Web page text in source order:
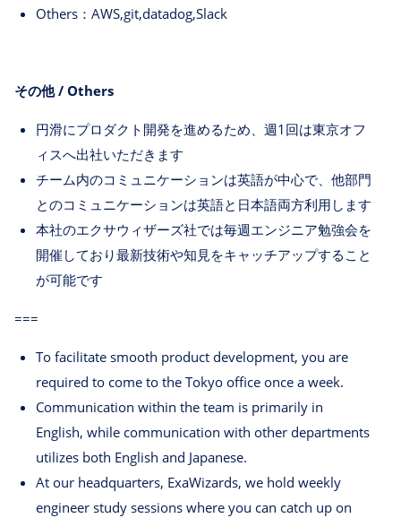
Others：AWS,git,datadog,Slack
その他 / Others
円滑にプロダクト開発を進めるため、週1回は東京オフ
ィスへ出社いただきます
チーム内のコミュニケーションは英語が中心で、他部門
とのコミュニケーションは英語と日本語両方利用します
本社のエクサウィザーズ社では毎週エンジニア勉強会を
開催しており最新技術や知見をキャッチアップすること
が可能です
===
To facilitate smooth product development, you are
required to come to the Tokyo office once a week.
Communication within the team is primarily in
English, while communication with other departments
utilizes both English and Japanese.
At our headquarters, ExaWizards, we hold weekly
engineer study sessions where you can catch up on